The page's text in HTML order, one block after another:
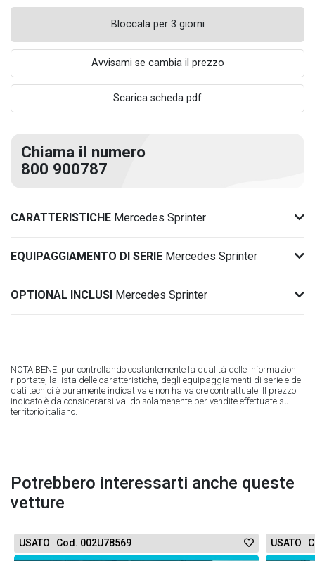
Bloccala per 3 giorni
Avvisami se cambia il prezzo
Scarica scheda pdf
Chiama il numero
800 900787
CARATTERISTICHE Mercedes Sprinter
EQUIPAGGIAMENTO DI SERIE Mercedes Sprinter
OPTIONAL INCLUSI Mercedes Sprinter
NOTA BENE: pur controllando costantemente la qualità delle informazioni
riportate, la lista delle caratteristiche, degli equipaggiamenti di serie e dei
dati tecnici è puramente indicativa e non ha valore contrattuale. Il prezzo
indicato è da considerarsi valido solamenente per vendite effettuate sul
territorio italiano.
Potrebbero interessarti anche queste
vetture
USATO Cod. 002U78569 USATO